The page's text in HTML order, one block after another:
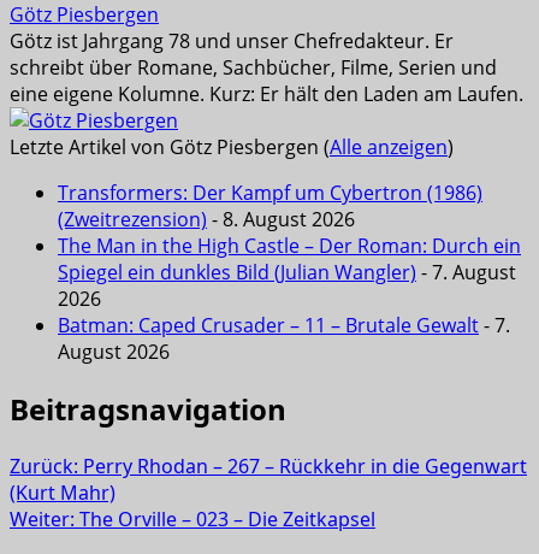
Götz Piesbergen
Götz ist Jahrgang 78 und unser Chefredakteur. Er
schreibt über Romane, Sachbücher, Filme, Serien und
eine eigene Kolumne. Kurz: Er hält den Laden am Laufen.
Letzte Artikel von Götz Piesbergen (Alle anzeigen)
Transformers: Der Kampf um Cybertron (1986)
(Zweitrezension) - 8. August 2026
The Man in the High Castle – Der Roman: Durch ein
Spiegel ein dunkles Bild (Julian Wangler) - 7. August
2026
Batman: Caped Crusader – 11 – Brutale Gewalt- 7.
August 2026
Beitragsnavigation
Zurück: Perry Rhodan – 267 – Rückkehr in die Gegenwart
(Kurt Mahr)
Weiter: The Orville – 023 – Die Zeitkapsel